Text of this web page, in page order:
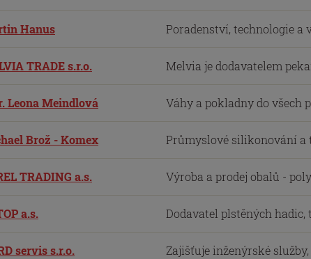
Hanus Poradenství, technologie a
TRADE s.r.o. Melvia je dodavatelem
Leona Meindlová Váhy a pokladny do všech
Brož - Komex Průmyslové silikonování a
TRADING a.s. Výroba a prodej obalů -
a.s. Dodavatel plstěných
servis s.r.o. Zajišťuje inženýrské